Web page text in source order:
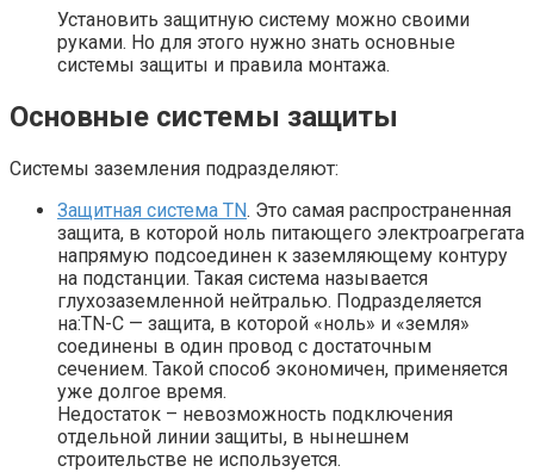
Установить защитную систему можно своими
руками. Но для этого нужно знать основные
системы защиты и правила монтажа.
Основные системы защиты
Системы заземления подразделяют:
Защитная система ТN. Это самая распространенная
защита, в которой ноль питающего электроагрегата
напрямую подсоединен к заземляющему контуру
на подстанции. Такая система называется
глухозаземленной нейтралью. Подразделяется
на:TN-C — защита, в которой «ноль» и «земля»
соединены в один провод с достаточным
сечением. Такой способ экономичен, применяется
уже долгое время.
Недостаток – невозможность подключения
отдельной линии защиты, в нынешнем
строительстве не используется.